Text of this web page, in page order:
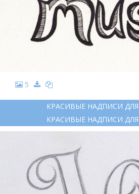
5
КРАСИВЫЕ НАДПИСИ
КРАСИВЫЕ НАДПИСИ